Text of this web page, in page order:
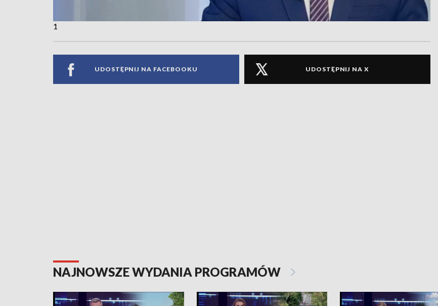
1
UDOSTĘPNIJ NA FACEBOOKU UDOSTĘPNIJ NA X
NAJNOWSZE WYDANIA PROGRAMÓW